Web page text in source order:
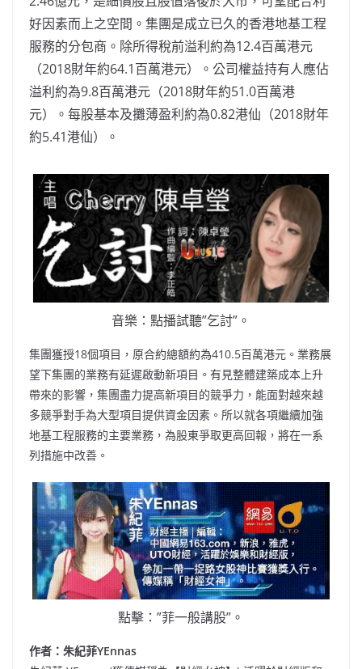
好因素而上之空間。集團是成立已久的香港地基工程
服務的分包商。除所得稅前溢利約為12.4百萬港元
（2018財年約64.1百萬港元）。公司權益持有人應佔
溢利約為9.8百萬港元（2018財年約51.0百萬港
元）。每股基本及攤薄盈利約為0.82港仙（2018財年
約5.41港仙）。
音樂：點播試聽”乞討”。
集團獲授18個項目，原合約總額約為410.5百萬港元。業務展
望下集團的業務有延遲啟動新項目。有見整體建築成本上升
帶來的影響，集團盡力提高新項目的競爭力，能面對越來越
多競爭對手為大型項目提供資金因素。所以就各項繼續加強
地基工程服務的主要業務，為股東爭取更高回報，將在一系
列措施中改善。
點擊：”菲一般講股”。
作者：朱紀菲YEnnas